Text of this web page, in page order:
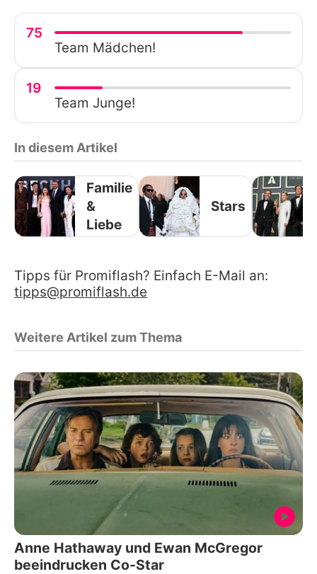
75
Team Mädchen!
19
Team Junge!
In diesem Artikel
Familie
&
Liebe
Stars
Tipps für Promiflash? Einfach E-Mail an:
tipps@promiflash.de
Weitere Artikel zum Thema
Anne Hathaway und Ewan McGregor
beeindrucken Co-Star